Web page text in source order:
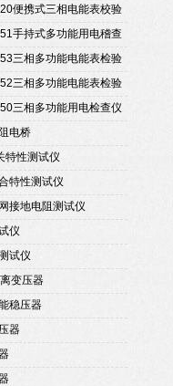
便携式三相电能表校验
手持式多功能用电稽查
三相多功能电能表检验
三相多功能电能表检验
三相多功能用电检查仪
电桥
特性测试仪
特性测试仪
接地电阻测试仪
仪
试仪
变压器
稳压器
器